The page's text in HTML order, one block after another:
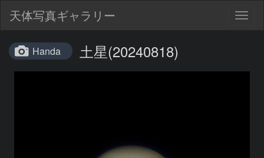
天体写真ギャラリー
Handa 土星(20240818)